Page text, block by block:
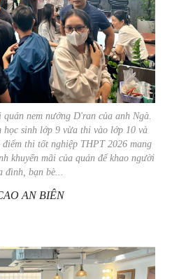
nem nướng D'ran của anh Ngà.
sinh lớp 9 vừa thi vào lớp 10 và
thi tốt nghiệp THPT 2026 mang
khuyến mãi của quán để khao người
đình, bạn bè...
AN BIÊN